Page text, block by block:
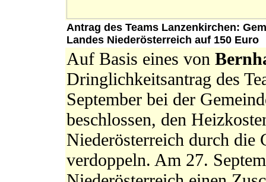
Antrag des Teams Lanzenkirchen:
Landes Niederösterreich auf 150 Euro
Auf Basis eines von
Dringlichkeitsantrag des
September bei der
beschlossen, den
Niederösterreich durch die
verdoppeln. Am 27.